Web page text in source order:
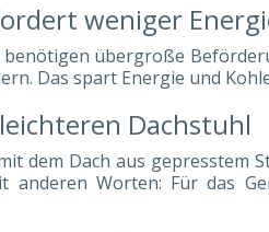
weniger
übergroße
Das spart Energie und
Dachstuhl
dem Dach aus
anderen Worten: Für das